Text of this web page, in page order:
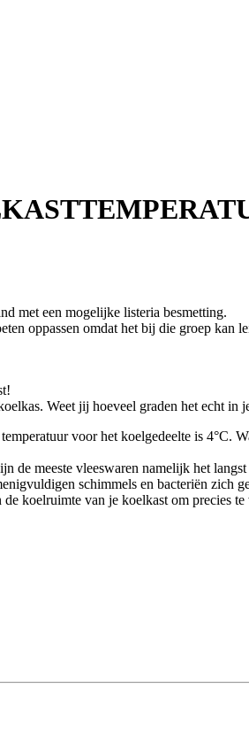
met een mogelijke listeria besmetting.
oppassen omdat het bij die groep kan
Weet jij hoeveel graden het echt in
voor het koelgedeelte is 4°C.
de meeste vleeswaren namelijk het
schimmels en bacteriën zich
koelruimte van je koelkast om precies